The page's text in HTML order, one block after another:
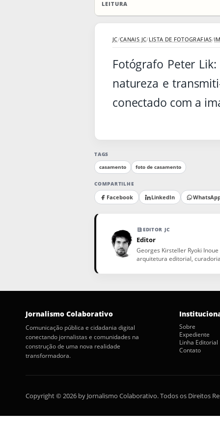
LEITURA
JC/CANAIS JC/LISTA DE FOTOGRAFIAS/
Fotógrafo Peter
natureza e
conectado com a
TAGS
casamento
foto de casamento
COMPARTILHE
Facebook LinkedIn
EDITOR JC
Editor
Georges Kirsteller Ryoki
arquitetura editorial,
Jornalismo Colaborativo
Comunicação pública e cidadania digital
conectando jornalistas e comunidades na
construção de uma nova realidade
transformadora.
Sobre
Expediente
Linha Editorial
Contato
Copyright © 2026 by Jornalismo Colaborativo. Todos os Direitos